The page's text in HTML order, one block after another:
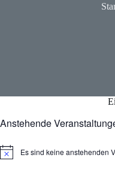
Anstehende
H
Es sind keine anstehenden